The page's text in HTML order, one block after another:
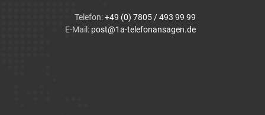
Telefon:+49 (0) 7805 / 493 99 99
E-Mail: post@1a-telefonansagen.de